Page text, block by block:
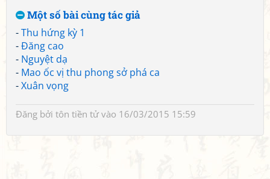
Một số bài cùng tác giả
-Thu hứng kỳ 1
-Đăng cao
- Nguyệt dạ
- Mao ốc vị thu phong sở phá ca
-Xuân vọng
Đăng bởi tôn tiền tửvào 16/03/2015 15:59